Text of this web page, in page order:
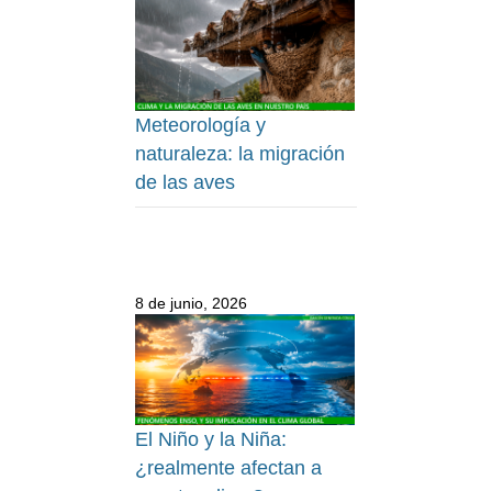
Meteorología y
naturaleza: la migración
de las aves
8 de junio, 2026
El Niño y la Niña:
¿realmente afectan a